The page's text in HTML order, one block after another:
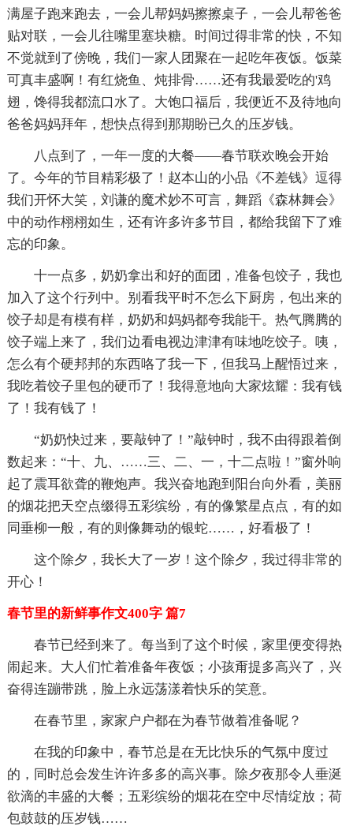
满屋子跑来跑去，一会儿帮妈妈擦擦桌子，一会儿帮爸爸
贴对联，一会儿往嘴里塞块糖。时间过得非常的快，不知
不觉就到了傍晚，我们一家人团聚在一起吃年夜饭。饭菜
可真丰盛啊！有红烧鱼、炖排骨……还有我最爱吃的'鸡
翅，馋得我都流口水了。大饱口福后，我便近不及待地向
爸爸妈妈拜年，想快点得到那期盼已久的压岁钱。
八点到了，一年一度的大餐——春节联欢晚会开始
了。今年的节目精彩极了！赵本山的小品《不差钱》逗得
我们开怀大笑，刘谦的魔术妙不可言，舞蹈《森林舞会》
中的动作栩栩如生，还有许多许多节目，都给我留下了难
忘的印象。
十一点多，奶奶拿出和好的面团，准备包饺子，我也
加入了这个行列中。别看我平时不怎么下厨房，包出来的
饺子却是有模有样，奶奶和妈妈都夸我能干。热气腾腾的
饺子端上来了，我们边看电视边津津有味地吃饺子。咦，
怎么有个硬邦邦的东西咯了我一下，但我马上醒悟过来，
我吃着饺子里包的硬币了！我得意地向大家炫耀：我有钱
了！我有钱了！
“奶奶快过来，要敲钟了！”敲钟时，我不由得跟着倒
数起来：“十、九、……三、二、一，十二点啦！”窗外响
起了震耳欲聋的鞭炮声。我兴奋地跑到阳台向外看，美丽
的烟花把天空点缀得五彩缤纷，有的像繁星点点，有的如
同垂柳一般，有的则像舞动的银蛇……，好看极了！
这个除夕，我长大了一岁！这个除夕，我过得非常的
开心！
春节里的新鲜事作文400字 篇7
春节已经到来了。每当到了这个时候，家里便变得热
闹起来。大人们忙着准备年夜饭；小孩甭提多高兴了，兴
奋得连蹦带跳，脸上永远荡漾着快乐的笑意。
在春节里，家家户户都在为春节做着准备呢？
在我的印象中，春节总是在无比快乐的气氛中度过
的，同时总会发生许许多多的高兴事。除夕夜那令人垂涎
欲滴的丰盛的大餐；五彩缤纷的烟花在空中尽情绽放；荷
包鼓鼓的压岁钱……